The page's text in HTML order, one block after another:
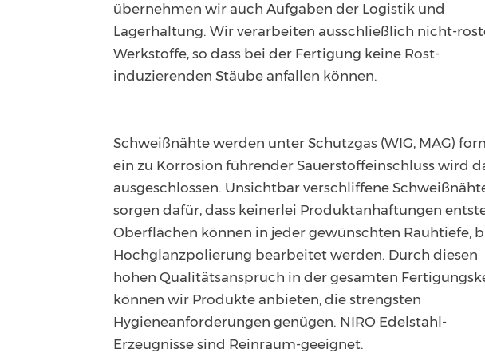
übernehmen wir auch Aufgaben der Logistik und
Lagerhaltung. Wir verarbeiten ausschließlich nicht-
Werkstoffe, so dass bei der Fertigung keine Rost-
induzierenden Stäube anfallen können.
Schweißnähte werden unter Schutzgas (WIG, MAG)
ein zu Korrosion führender Sauerstoffeinschluss wird
ausgeschlossen. Unsichtbar verschliffene
sorgen dafür, dass keinerlei Produktanhaftungen
Oberflächen können in jeder gewünschten Rauhtiefe,
Hochglanzpolierung bearbeitet werden. Durch diesen
hohen Qualitätsanspruch in der gesamten
können wir Produkte anbieten, die strengsten
Hygieneanforderungen genügen. NIRO Edelstahl-
Erzeugnisse sind Reinraum-geeignet.